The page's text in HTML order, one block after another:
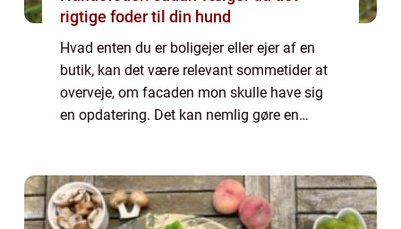
rigtige foder til din hund
Hvad enten du er boligejer eller ejer af en
butik, kan det være relevant sommetider at
overveje, om facaden mon skulle have sig
en opdatering. Det kan nemlig gøre en
ma...